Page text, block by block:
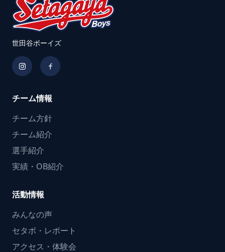
世田谷ボーイズ
チーム情報
チーム方針
チーム紹介
選手紹介
実績・OB紹介
活動情報
みんなの声
セタボ・レポート
アクセス・体験会